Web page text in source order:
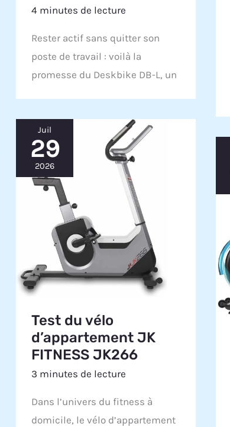
4 minutes de lecture
Rester actif sans quitter son
poste de travail : voilà la
promesse du Deskbike DB-L, un
Juil
29
2026
Test du vélo
d’appartement JK
FITNESS JK266
3 minutes de lecture
Dans l’univers du fitness à
domicile, le vélo d’appartement